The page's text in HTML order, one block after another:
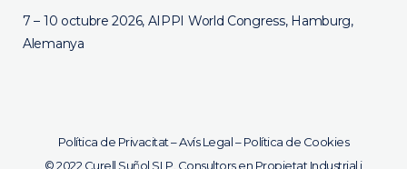
7 – 10 octubre 2026, AIPPI World Congress, Hamburg,
Alemanya
Política de Privacitat–Avís Legal–Política de Cookies
© 2022 Curell Suñol SLP. Consultors en Propietat Industrial i